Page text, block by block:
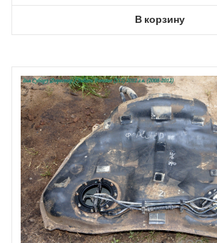
В корзину